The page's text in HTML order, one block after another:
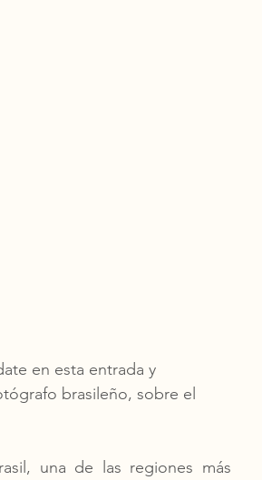
en esta entrada y
brasileño, sobre el
una de las regiones más